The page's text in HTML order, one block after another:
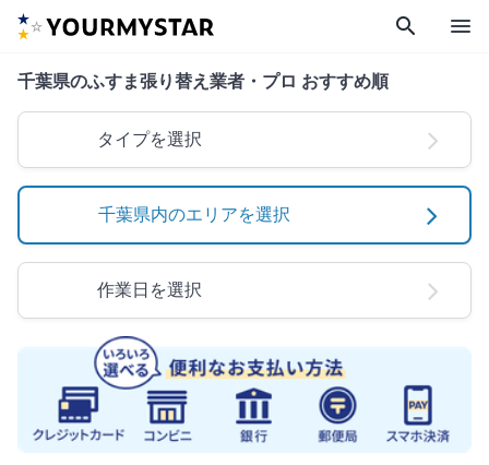
search menu
千葉県のふすま張り替え業者・プロ おすすめ順
タイプを選択
千葉県内のエリアを選択
作業日を選択